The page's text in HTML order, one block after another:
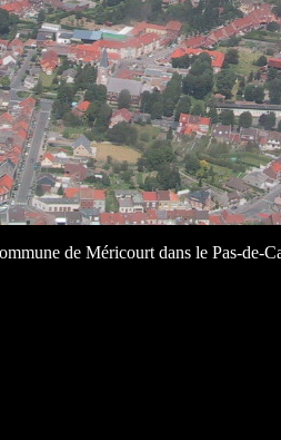
de Méricourt dans le Pas-de-